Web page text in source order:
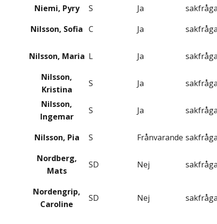
Niemi, Pyry
S Ja
Nilsson, Sofia C Ja
Nilsson, Maria L Ja
Nilsson,
Kristina
S Ja
Nilsson,
Ingemar
S Ja
Nilsson, Pia S Frånvarande
Nordberg,
Mats
SD Nej
Nordengrip,
Caroline
SD Nej